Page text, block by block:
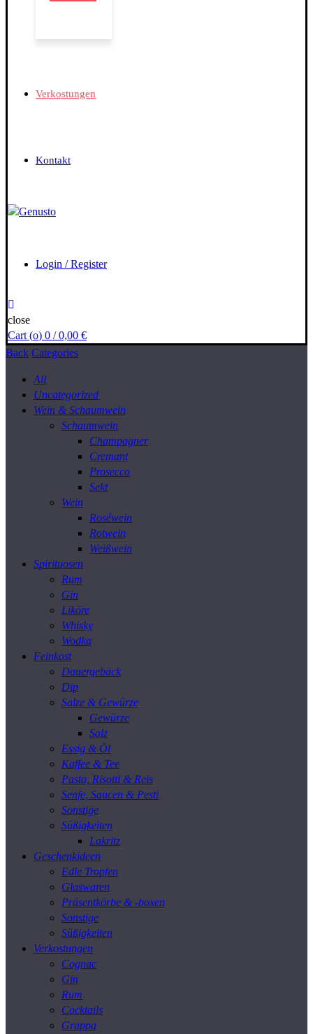
Verkostungen
Kontakt
Login / Register
close
Cart (o) 0 / 0,00 €
Back Categories
All
Uncategorized
Wein & Schaumwein
Schaumwein
Champagner
Cremant
Prosecco
Sekt
Wein
Roséwein
Rotwein
Weißwein
Spirituosen
Rum
Gin
Liköre
Whisky
Wodka
Feinkost
Dauergebäck
Dip
Salze & Gewürze
Gewürze
Salz
Essig & Öl
Kaffee & Tee
Pasta, Risotti & Reis
Senfe, Saucen & Pesti
Sonstige
Süßigkeiten
Lakritz
Geschenkideen
Edle Tropfen
Glaswaren
Präsentkörbe & -boxen
Sonstige
Süßigkeiten
Verkostungen
Cognac
Gin
Rum
Cocktails
Grappa